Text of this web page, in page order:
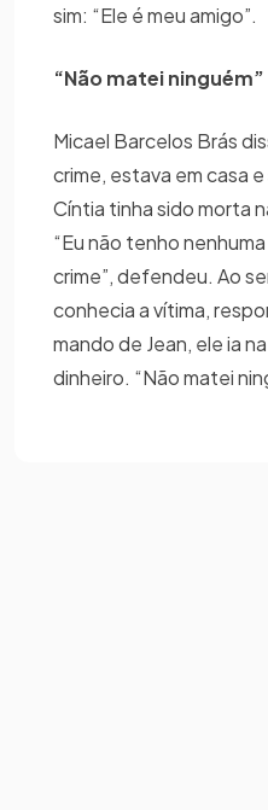
sim: “Ele é meu amigo”.
“Não matei ninguém”
Micael Barcelos Brás
crime, estava em casa
Cíntia tinha sido morta
“Eu não tenho
crime”, defendeu. Ao
conhecia a vítima,
mando de Jean, ele ia
dinheiro. “Não matei